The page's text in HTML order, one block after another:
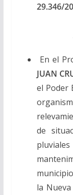
29.346/
En el
JUAN
el Poder
de
la